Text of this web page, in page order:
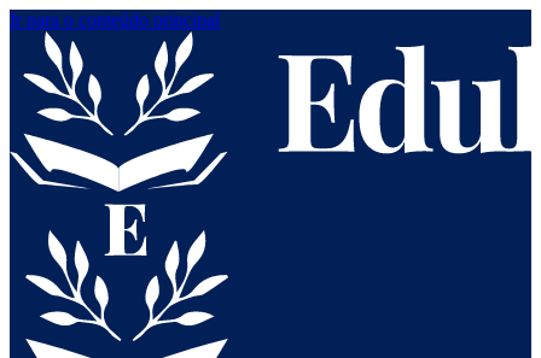
Ir para o conteúdo principal